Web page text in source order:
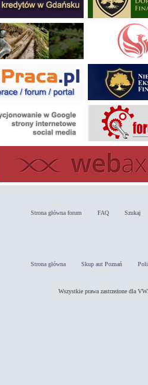
Strona główna forum FAQ Szukaj
Strona główna Skup aut Poznań
Wszystkie prawa zastrzeżone dla